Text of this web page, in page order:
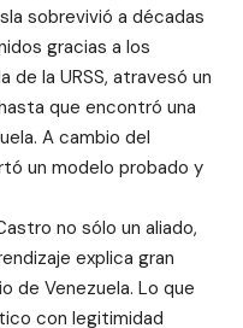
sobrevivió a décadas
gracias a los
de la URSS, atravesó un
que encontró una
A cambio del
un modelo probado y
no sólo un aliado,
explica gran
de Venezuela. Lo que
con legitimidad